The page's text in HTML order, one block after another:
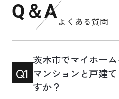
Q＆Aよくある質問
Q1
茨木市でマイホーム
マンションと戸建
すか？